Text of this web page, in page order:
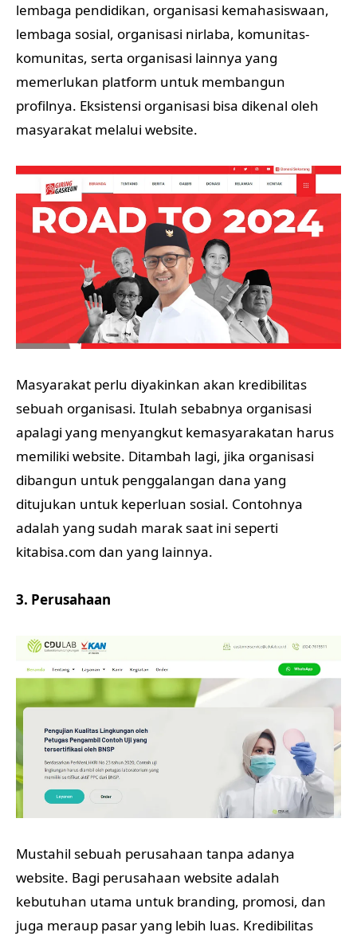
lembaga pendidikan, organisasi kemahasiswaan,
lembaga sosial, organisasi nirlaba, komunitas-
komunitas, serta organisasi lainnya yang
memerlukan platform untuk membangun
profilnya. Eksistensi organisasi bisa dikenal oleh
masyarakat melalui website.
Masyarakat perlu diyakinkan akan kredibilitas
sebuah organisasi. Itulah sebabnya organisasi
apalagi yang menyangkut kemasyarakatan harus
memiliki website. Ditambah lagi, jika organisasi
dibangun untuk penggalangan dana yang
ditujukan untuk keperluan sosial. Contohnya
adalah yang sudah marak saat ini seperti
kitabisa.com dan yang lainnya.
3. Perusahaan
Mustahil sebuah perusahaan tanpa adanya
website. Bagi perusahaan website adalah
kebutuhan utama untuk branding, promosi, dan
juga meraup pasar yang lebih luas. Kredibilitas